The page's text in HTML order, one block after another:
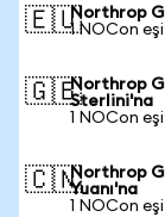
🇪🇺Northrop
1 NOCon
🇬🇧Northrop
Sterlini'na
1 NOCon
🇨🇳Northrop
Yuanı'na
1 NOCon